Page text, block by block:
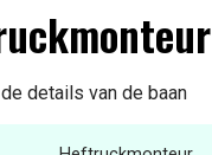
details van de baan